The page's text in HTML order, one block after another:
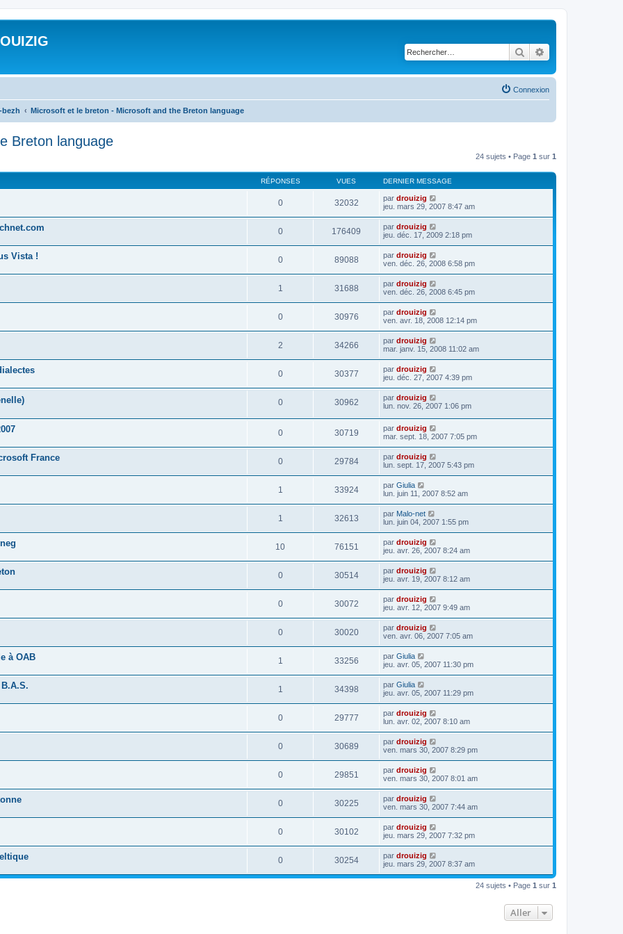
Rechercher
Connexion
bezh Microsoft et le breton - Microsoft and the Breton language
Breton language
24 sujets • Page 1 sur 1
RÉPONSES VUES DERNIER MESSAGE
0 32032 par drouizig
jeu. mars 29, 2007 8:47 am
0 176409 par drouizig
jeu. déc. 17, 2009 2:18 pm
Vista ! 0 89088 par drouizig
ven. déc. 26, 2008 6:58 pm
1 31688 par drouizig
ven. déc. 26, 2008 6:45 pm
0 30976 par drouizig
ven. avr. 18, 2008 12:14 pm
2 34266 par drouizig
mar. janv. 15, 2008 11:02 am
0 30377 par drouizig
jeu. déc. 27, 2007 4:39 pm
0 30962 par drouizig
lun. nov. 26, 2007 1:06 pm
0 30719 par drouizig
mar. sept. 18, 2007 7:05 pm
France 0 29784 par drouizig
lun. sept. 17, 2007 5:43 pm
1 33924 par Giulia
lun. juin 11, 2007 8:52 am
1 32613 par Malo-net
lun. juin 04, 2007 1:55 pm
10 76151 par drouizig
jeu. avr. 26, 2007 8:24 am
0 30514 par drouizig
jeu. avr. 19, 2007 8:12 am
0 30072 par drouizig
jeu. avr. 12, 2007 9:49 am
0 30020 par drouizig
ven. avr. 06, 2007 7:05 am
à OAB 1 33256 par Giulia
jeu. avr. 05, 2007 11:30 pm
1 34398 par Giulia
jeu. avr. 05, 2007 11:29 pm
0 29777 par drouizig
lun. avr. 02, 2007 8:10 am
0 30689 par drouizig
ven. mars 30, 2007 8:29 pm
0 29851 par drouizig
ven. mars 30, 2007 8:01 am
0 30225 par drouizig
ven. mars 30, 2007 7:44 am
0 30102 par drouizig
jeu. mars 29, 2007 7:32 pm
0 30254 par drouizig
jeu. mars 29, 2007 8:37 am
24 sujets • Page 1 sur 1
Aller